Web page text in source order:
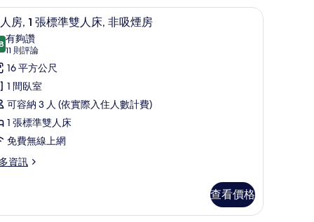
隔音 高級寢具、客房內保險箱、遮光布/窗簾、隔音
12 房, 1 張標準雙人床, 非吸煙房
分，滿分 10 分
有夠讚
11 則評論
(11
則
評
論)
16 平方公尺
1 間臥室
可容納 3 人 (依實際入住人數計費)
1 張標準雙人床
免費無線上網
資訊
查看價格